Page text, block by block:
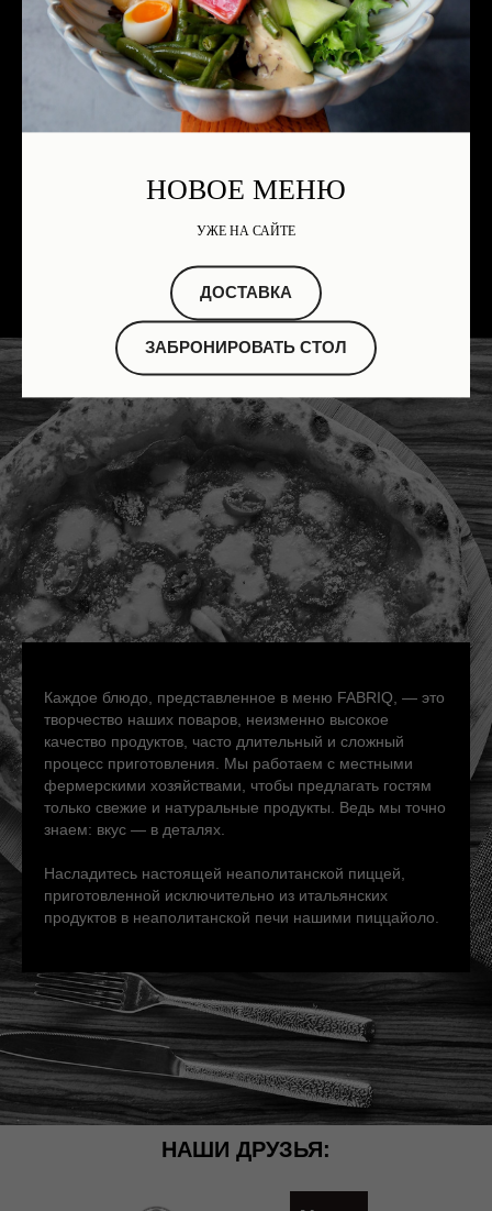
НОВОЕ МЕНЮ
УЖЕ НА САЙТЕ
ДОСТАВКА
ЗАБРОНИРОВАТЬ СТОЛ
Каждое блюдо, представленное в меню FABRIQ, — это
творчество наших поваров, неизменно высокое
качество продуктов, часто длительный и сложный
процесс приготовления. Мы работаем с местными
фермерскими хозяйствами, чтобы предлагать гостям
только свежие и натуральные продукты. Ведь мы точно
знаем: вкус — в деталях.
Насладитесь настоящей неаполитанской пиццей,
приготовленной исключительно из итальянских
продуктов в неаполитанской печи нашими пиццайоло.
НАШИ ДРУЗЬЯ: